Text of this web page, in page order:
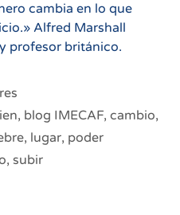
cambia en lo que
Alfred Marshall
profesor británico.
, blog IMECAF, cambio,
, lugar, poder
, subir